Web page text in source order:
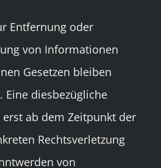
Entfernung oder
von Informationen
Gesetzen bleiben
diesbezügliche
ab dem Zeitpunkt der
Rechtsverletzung
von